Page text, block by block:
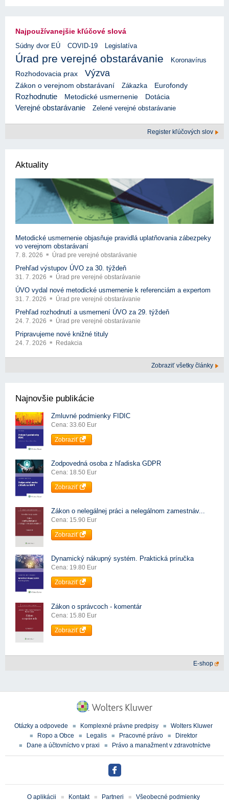
Najpoužívanejšie kľúčové slová
Súdny dvor EÚ COVID-19 Legislatíva
Úrad pre verejné obstarávanie Koronavírus
Rozhodovacia prax Výzva
Zákon o verejnom obstarávaní Zákazka Eurofondy
Rozhodnutie Metodické usmernenie Dotácia
Verejné obstarávanie Zelené verejné obstarávanie
Register kľúčových slov
Aktuality
Metodické usmernenie objasňuje pravidlá uplatňovania zábezpeky
vo verejnom obstarávaní
7. 8. 2026 Úrad pre verejné obstarávanie
Prehľad výstupov ÚVO za 30. týždeň
31. 7. 2026 Úrad pre verejné obstarávanie
ÚVO vydal nové metodické usmernenie k referenciám a expertom
31. 7. 2026 Úrad pre verejné obstarávanie
Prehľad rozhodnutí a usmernení ÚVO za 29. týždeň
24. 7. 2026 Úrad pre verejné obstarávanie
Pripravujeme nové knižné tituly
24. 7. 2026 Redakcia
Zobraziť všetky články
Najnovšie publikácie
Zmluvné podmienky FIDIC
Cena: 33.60 Eur
Zobraziť
Zodpovedná osoba z hľadiska GDPR
Cena: 18.50 Eur
Zobraziť
Zákon o nelegálnej práci a nelegálnom zamestnáv...
Cena: 15.90 Eur
Zobraziť
Dynamický nákupný systém. Praktická príručka
Cena: 19.80 Eur
Zobraziť
Zákon o správcoch - komentár
Cena: 15.80 Eur
Zobraziť
E-shop
Otázky a odpovede Komplexné právne predpisy
Wolters Kluwer
Ropo a Obce
Legalis Pracovné právo
Direktor
Dane a účtovníctvo v praxi
Právo a manažment v zdravotníctve
O aplikácii Kontakt Partneri Všeobecné podmienky